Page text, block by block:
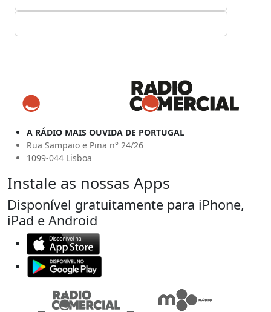
A RÁDIO MAIS OUVIDA DE PORTUGAL
Rua Sampaio e Pina n° 24/26
1099-044 Lisboa
Instale as nossas Apps
Disponível gratuitamente para iPhone,
iPad e Android